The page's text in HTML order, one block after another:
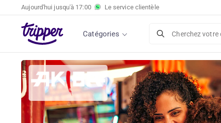
Aujourd'hui jusqu'à 17:00 Le service clientèle
Catégories Cherchez votre